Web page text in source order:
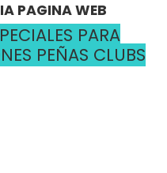
PAGINA WEB
PARA
PEÑAS CLUBS